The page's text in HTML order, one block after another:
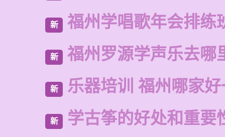
新 福州学唱歌年会排练
新 福州罗源学声乐去哪
新 乐器培训 福州哪家
新 学古筝的好处和重要